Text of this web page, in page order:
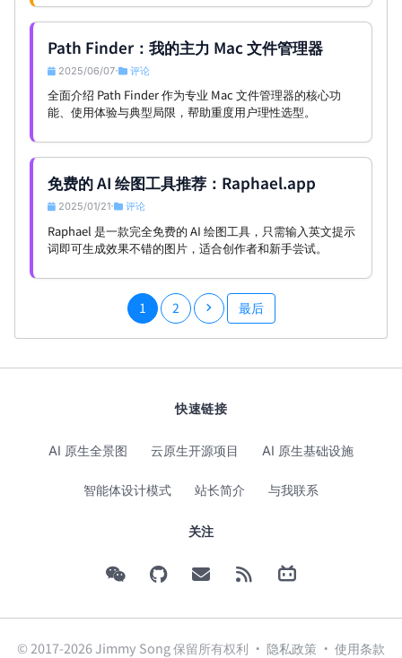
Path Finder：我的主力 Mac 文件管理器
2025/06/07• 评论
全面介绍 Path Finder 作为专业 Mac 文件管理器的核心功
能、使用体验与典型局限，帮助重度用户理性选型。
免费的 AI 绘图工具推荐：Raphael.app
2025/01/21• 评论
Raphael 是一款完全免费的 AI 绘图工具，只需输入英文提示
词即可生成效果不错的图片，适合创作者和新手尝试。
1 2 最后
快速链接
AI 原生全景图 云原生开源项目 AI 原生基础设施
智能体设计模式 站长简介 与我联系
关注
© 2017-2026 Jimmy Song 保留所有权利 · 隐私政策 · 使用条款